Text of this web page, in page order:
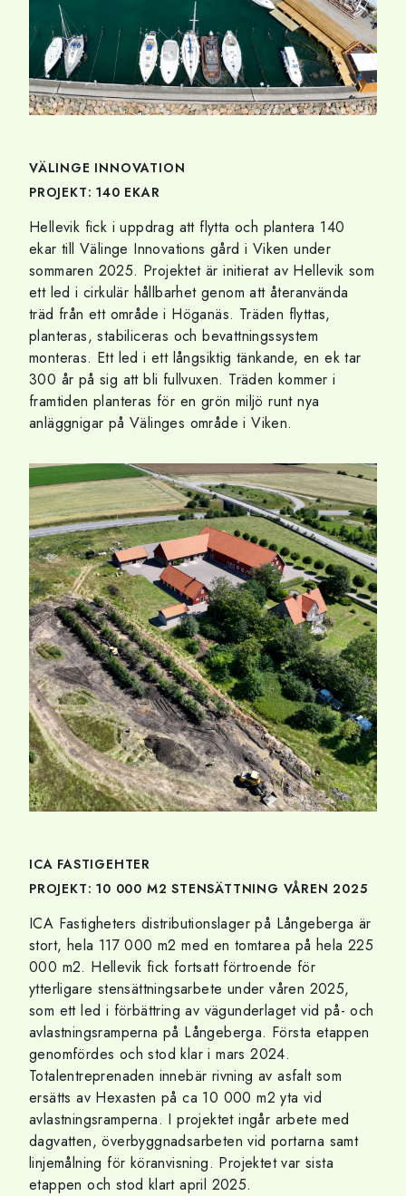
VÄLINGE INNOVATION
PROJEKT: 140 EKAR
Hellevik fick i uppdrag att flytta och plantera 140
ekar till Välinge Innovations gård i Viken under
sommaren 2025. Projektet är initierat av Hellevik som
ett led i cirkulär hållbarhet genom att återanvända
träd från ett område i Höganäs. Träden flyttas,
planteras, stabiliceras och bevattningssystem
monteras. Ett led i ett långsiktig tänkande, en ek tar
300 år på sig att bli fullvuxen. Träden kommer i
framtiden planteras för en grön miljö runt nya
anläggnigar på Välinges område i Viken.
ICA FASTIGEHTER
PROJEKT: 10 000 M2 STENSÄTTNING VÅREN 2025
ICA Fastigheters distributionslager på Långeberga är
stort, hela 117 000 m2 med en tomtarea på hela 225
000 m2. Hellevik fick fortsatt förtroende för
ytterligare stensättningsarbete under våren 2025,
som ett led i förbättring av vägunderlaget vid på- och
avlastningsramperna på Långeberga. Första etappen
genomfördes och stod klar i mars 2024.
Totalentreprenaden innebär rivning av asfalt som
ersätts av Hexasten på ca 10 000 m2 yta vid
avlastningsramperna. I projektet ingår arbete med
dagvatten, överbyggnadsarbeten vid portarna samt
linjemålning för köranvisning. Projektet var sista
etappen och stod klart april 2025.